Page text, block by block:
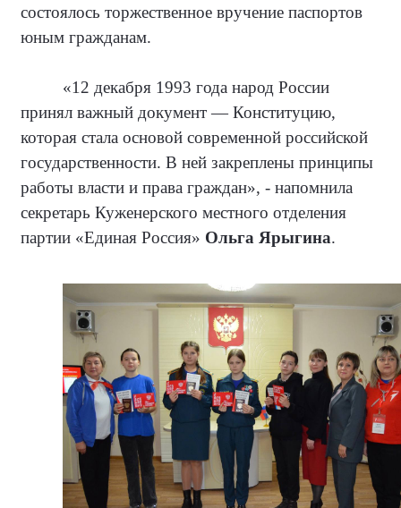
состоялось торжественное вручение паспортов
юным гражданам.
«12 декабря 1993 года народ России
принял важный документ — Конституцию,
которая стала основой современной российской
государственности. В ней закреплены принципы
работы власти и права граждан», - напомнила
секретарь Куженерского местного отделения
партии «Единая Россия» Ольга Ярыгина.